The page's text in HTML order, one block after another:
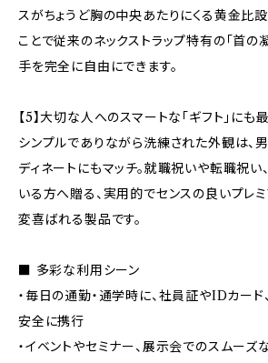
スがちょうど胸の中央あたりにくる黄金比
ことで従来のネックストラップ特有の「首の
手を完全に自由にできます。
【5】大切な人へのスマートな「ギフト」にも
シンプルでありながら洗練された外観は、
ディネートにもマッチ。就職祝いや転職祝い
いる方へ贈る、実用的でセンスの良いプレ
変喜ばれる製品です。
■ 多彩な利用シーン
・毎日の通勤・通学時に、社員証やIDカー
安全に携行
・イベントやセミナー、展示会でのスムーズ